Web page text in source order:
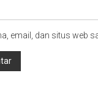
email, dan situs web